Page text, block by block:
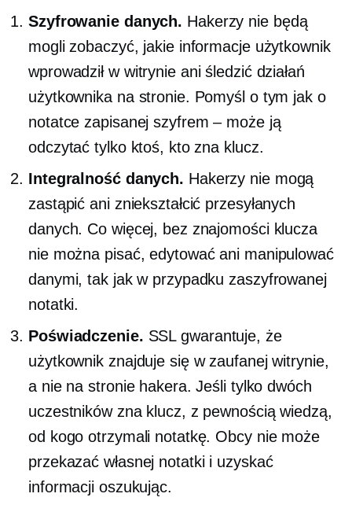
Szyfrowanie danych. Hakerzy nie będą
mogli zobaczyć, jakie informacje użytkownik
wprowadził w witrynie ani śledzić działań
użytkownika na stronie. Pomyśl o tym jak o
notatce zapisanej szyfrem – może ją
odczytać tylko ktoś, kto zna klucz.
Integralność danych. Hakerzy nie mogą
zastąpić ani zniekształcić przesyłanych
danych. Co więcej, bez znajomości klucza
nie można pisać, edytować ani manipulować
danymi, tak jak w przypadku zaszyfrowanej
notatki.
Poświadczenie. SSL gwarantuje, że
użytkownik znajduje się w zaufanej witrynie,
a nie na stronie hakera. Jeśli tylko dwóch
uczestników zna klucz, z pewnością wiedzą,
od kogo otrzymali notatkę. Obcy nie może
przekazać własnej notatki i uzyskać
informacji oszukując.